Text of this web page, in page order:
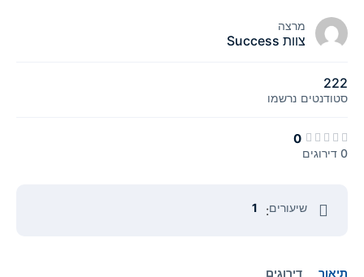
מרצה
צוות Success
222
סטודנטים נרשמו
0
0 דירוגים
שיעורים:
1
תיאור דירוגים